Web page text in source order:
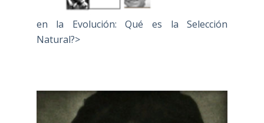
en la Evolución: Qué es la Selección
Natural?>